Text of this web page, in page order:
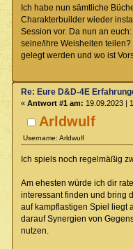
Ich habe nun sämtliche
Charakterbuilder wieder
Session vor. Da nun an
seine/ihre Weisheiten
gelegt werden und wo ist
Arldwulf
Username: Arldwulf
Re: Eure D&D-4E
« Antwort #1 am: 19.09.2023 |
Ich spiels noch regelmäßig
Am ehesten würde ich dir
interessant finden und bring
auf kampflastigen Spiel liegt
darauf Synergien von
nutzen.